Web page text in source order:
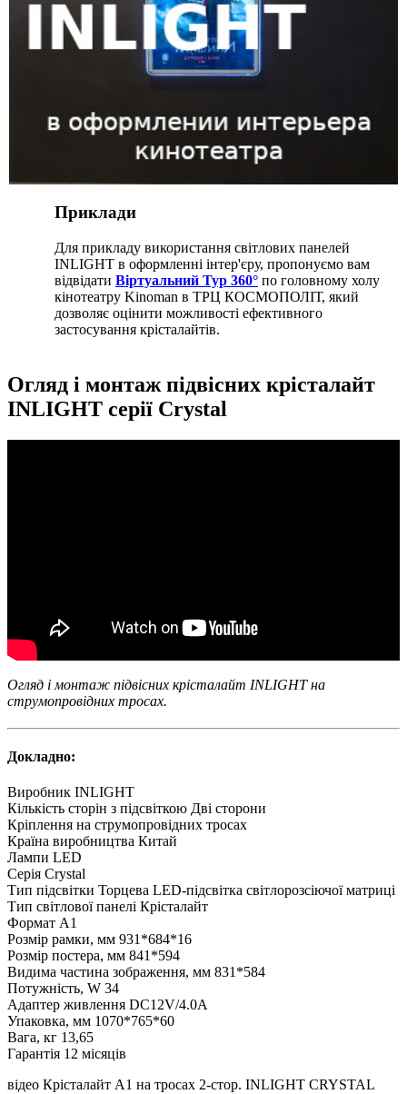
Приклади
Для прикладу використання світлових панелей
INLIGHT в оформленні інтер'єру, пропонуємо вам
відвідати Віртуальний Тур 360° по головному холу
кінотеатру Kinoman в ТРЦ КОСМОПОЛІТ, який
дозволяє оцінити можливості ефективного
застосування крісталайтів.
Огляд і монтаж підвісних крісталайт
INLIGHT серії Crystal
Огляд і монтаж підвісних крісталайт INLIGHT на
струмопровідних тросах.
Докладно:
Виробник INLIGHT
Кількість сторін з підсвіткою Дві сторони
Кріплення на струмопровідних тросах
Країна виробництва Китай
Лампи LED
Серія Crystal
Тип підсвітки Торцева LED-підсвітка світлорозсіючої матриці
Тип світлової панелі Крісталайт
Формат А1
Розмір рамки, мм 931*684*16
Розмір постера, мм 841*594
Видима частина зображення, мм 831*584
Потужність, W 34
Адаптер живлення DC12V/4.0A
Упаковка, мм 1070*765*60
Вага, кг 13,65
Гарантія 12 місяців
відео Крісталайт А1 на тросах 2-стор. INLIGHT CRYSTAL